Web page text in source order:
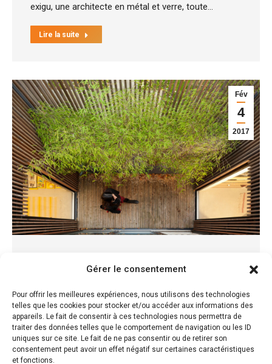
Gérer le consentement
Pour offrir les meilleures expériences, nous utilisons des technologies
telles que les cookies pour stocker et/ou accéder aux informations des
appareils. Le fait de consentir à ces technologies nous permettra de
traiter des données telles que le comportement de navigation ou les ID
uniques sur ce site. Le fait de ne pas consentir ou de retirer son
consentement peut avoir un effet négatif sur certaines caractéristiques
et fonctions.
exigu, une architecte en métal et verre, toute…
Lire la suite
Fév
4
2017
Les réalisations de paysagistes 4 février 2017
Ce patio est seul espace extérieur pour cette
maison de ville tout à la fois un puit de l’image et…